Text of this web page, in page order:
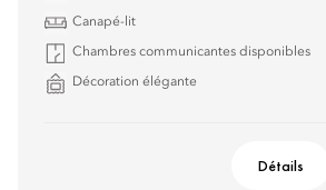
Canapé-lit
Chambres communicantes disponibles
Décoration élégante
Détails